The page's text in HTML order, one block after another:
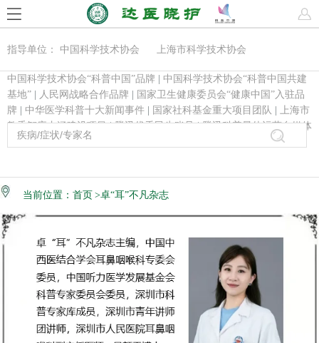
指导单位： 中国科学技术协会 上海市科学技术协会
中国科学技术协会“科普中国”品牌
中国科学技术协会“科普中国共建
基地”
人民网战略合作品牌
国家卫生健康委员会“健康中国”入驻品
牌
中华医学科普十大新闻事件 国家社科基金重大项目团队
上海市
教委智库内涵建设项目|腾讯优秀民生账号|腾讯科普最佳运营自媒体
当前位置： 首页 >卓“耳”不凡杂志